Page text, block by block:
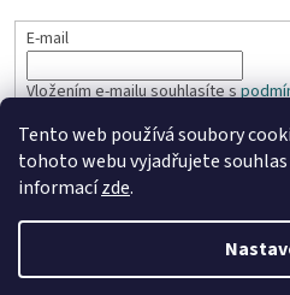
Tento web používá soubory
tohoto webu vyjadřujete souhlas
informacízde.
E-mail
Vložením e-mailu souhlasíte s
PŘIHLÁSIT SE
Vytvořil